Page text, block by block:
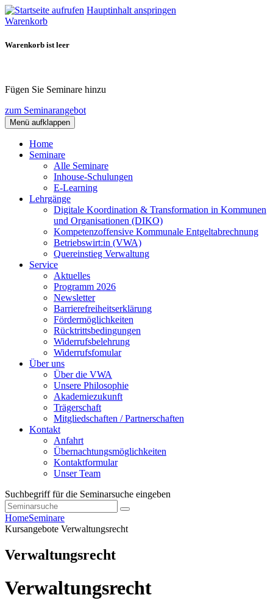
Hauptinhalt anspringen
Warenkorb
Warenkorb ist leer
Fügen Sie Seminare hinzu
zum Seminarangebot
Menü aufklappen
Home
Seminare
Alle Seminare
Inhouse-Schulungen
E-Learning
Lehrgänge
Digitale Koordination & Transformation in Kommunen
und Organisationen (DIKO)
Kompetenzoffensive Kommunale Entgeltabrechnung
Betriebswirt:in (VWA)
Quereinstieg Verwaltung
Service
Aktuelles
Programm 2026
Newsletter
Barrierefreiheitserklärung
Fördermöglichkeiten
Rücktrittsbedingungen
Widerrufsbelehrung
Widerrufsfomular
Über uns
Über die VWA
Unsere Philosophie
Akademiezukunft
Trägerschaft
Mitgliedschaften / Partnerschaften
Kontakt
Anfahrt
Übernachtungsmöglichkeiten
Kontaktformular
Unser Team
Suchbegriff für die Seminarsuche eingeben
HomeSeminare
Kursangebote Verwaltungsrecht
Verwaltungsrecht
Verwaltungsrecht